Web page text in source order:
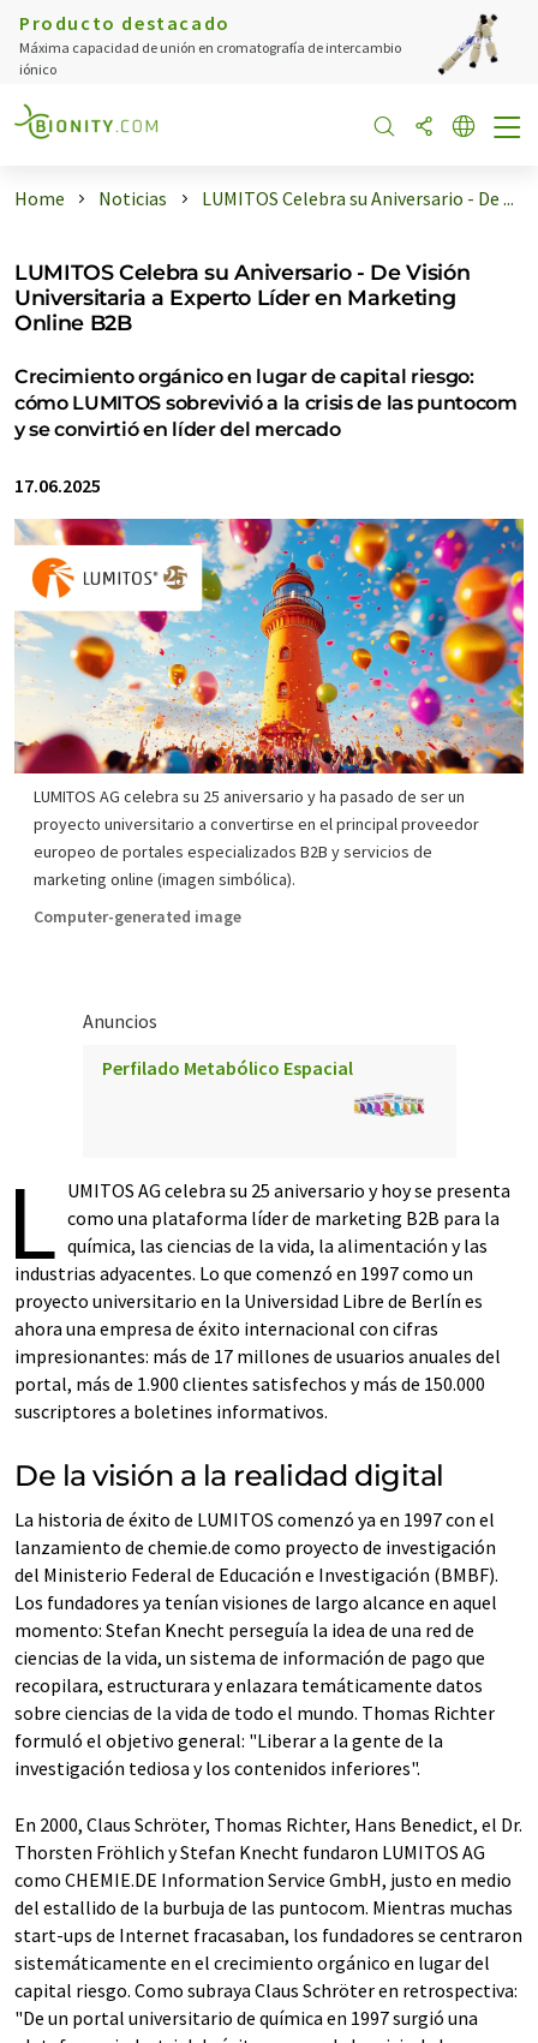
Producto destacado
Máxima capacidad de unión en cromatografía de intercambio
iónico
Home Noticias LUMITOS Celebra su Aniversario - De ...
LUMITOS Celebra su Aniversario - De Visión
Universitaria a Experto Líder en Marketing
Online B2B
Crecimiento orgánico en lugar de capital riesgo:
cómo LUMITOS sobrevivió a la crisis de las puntocom
y se convirtió en líder del mercado
17.06.2025
LUMITOS AG celebra su 25 aniversario y ha pasado de ser un
proyecto universitario a convertirse en el principal proveedor
europeo de portales especializados B2B y servicios de
marketing online (imagen simbólica).
Computer-generated image
Anuncios
Perfilado Metabólico Espacial
L UMITOS AG celebra su 25 aniversario y hoy se presenta
como una plataforma líder de marketing B2B para la
química, las ciencias de la vida, la alimentación y las
industrias adyacentes. Lo que comenzó en 1997 como un
proyecto universitario en la Universidad Libre de Berlín es
ahora una empresa de éxito internacional con cifras
impresionantes: más de 17 millones de usuarios anuales del
portal, más de 1.900 clientes satisfechos y más de 150.000
suscriptores a boletines informativos.
De la visión a la realidad digital
La historia de éxito de LUMITOS comenzó ya en 1997 con el
lanzamiento de chemie.de como proyecto de investigación
del Ministerio Federal de Educación e Investigación (BMBF).
Los fundadores ya tenían visiones de largo alcance en aquel
momento: Stefan Knecht perseguía la idea de una red de
ciencias de la vida, un sistema de información de pago que
recopilara, estructurara y enlazara temáticamente datos
sobre ciencias de la vida de todo el mundo. Thomas Richter
formuló el objetivo general: "Liberar a la gente de la
investigación tediosa y los contenidos inferiores".
En 2000, Claus Schröter, Thomas Richter, Hans Benedict, el Dr.
Thorsten Fröhlich y Stefan Knecht fundaron LUMITOS AG
como CHEMIE.DE Information Service GmbH, justo en medio
del estallido de la burbuja de las puntocom. Mientras muchas
start-ups de Internet fracasaban, los fundadores se centraron
sistemáticamente en el crecimiento orgánico en lugar del
capital riesgo. Como subraya Claus Schröter en retrospectiva:
"De un portal universitario de química en 1997 surgió una